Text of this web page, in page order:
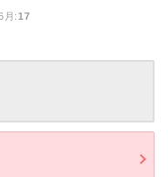
:17